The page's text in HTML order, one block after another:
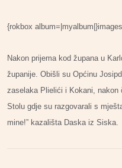
{rokbox
Nakon prijema kod župana u
županije. Obišli su Općinu
zaselaka Plielići i Kokani, nakon
Stolu gdje su razgovarali s
mine!” kazališta Daska iz Siska.